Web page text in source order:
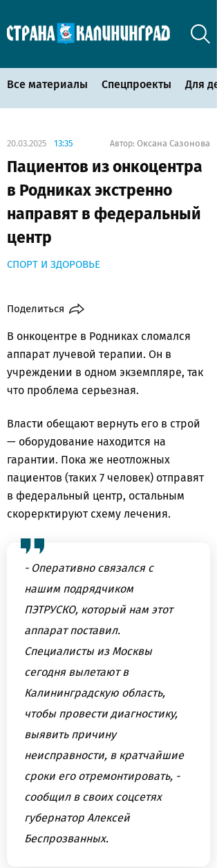
Все материалы Спецпроекты Для
20.03.2025 13:35 Автор: Оксана Сазонова
Пациентов из онкоцентра
в Родниках экстренно
направят в федеральный
центр
СПОРТ И ЗДОРОВЬЕ
Поделиться
В онкоцентре в Родниках сломался
аппарат лучевой терапии. Он в
учреждении в одном экземпляре, так
что проблема серьезная.
Власти обещают вернуть его в строй
— оборудование находится на
гарантии. Пока же неотложных
пациентов (таких 7 человек) отправят
в федеральный центр, остальным
скорерктируют схему лечения.
- Оперативно связался с
нашим подрядчиком
ПЭТРУСКО, который нам этот
аппарат поставил.
Специалисты из Москвы
сегодня вылетают в
Калининградскую область,
чтобы провести диагностику,
выявить причину
неисправности, в кратчайшие
сроки его отремонтировать, -
сообщил в своих соцсетях
губернатор Алексей
Беспрозванных.